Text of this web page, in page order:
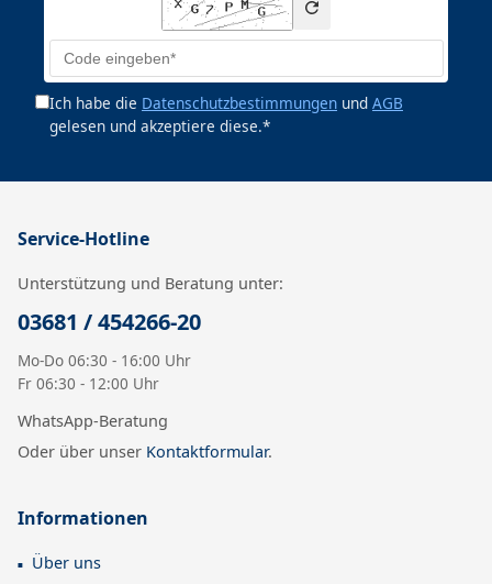
Ich habe die Datenschutzbestimmungen und AGB
gelesen und akzeptiere diese.*
Service-Hotline
Unterstützung und Beratung unter:
03681 / 454266-20
Mo-Do 06:30 - 16:00 Uhr
Fr 06:30 - 12:00 Uhr
WhatsApp-Beratung
Oder über unser Kontaktformular.
Informationen
Über uns